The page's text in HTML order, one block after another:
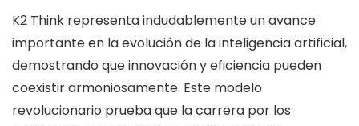
K2 Think representa indudablemente un avance
importante en la evolución de la inteligencia artificial,
demostrando que innovación y eficiencia pueden
coexistir armoniosamente. Este modelo
revolucionario prueba que la carrera por los